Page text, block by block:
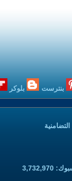
بنترست بلوكر